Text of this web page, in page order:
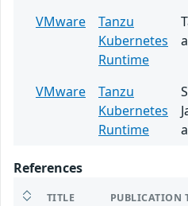
VMware
Tanzu
Kubernetes
Runtime
VMware
Tanzu
Kubernetes
Runtime
References
TITLE PUBLICATION